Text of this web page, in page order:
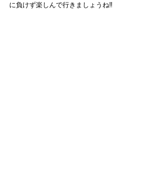
に負けず楽しんで行きましょうね‼️